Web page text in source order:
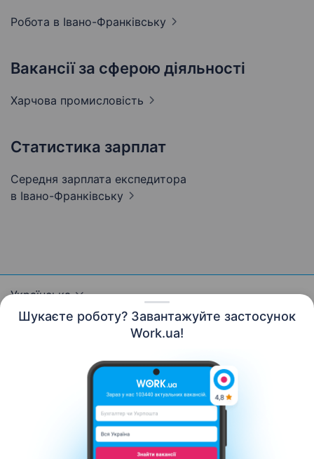
Шукаєте роботу? Завантажуйте застосунок
Work.ua!
Робота в Івано-Франківську
Вакансії за сферою діяльності
Харчова промисловість
Статистика зарплат
Середня зарплата експедитора
в Івано-Франківську
Українська
Контакти Про нас
Кар’єра
Новини Work.ua
Допомога Умови використання